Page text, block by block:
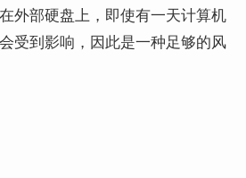
外部硬盘上，即使有一天计算机
受到影响，因此是一种足够的风